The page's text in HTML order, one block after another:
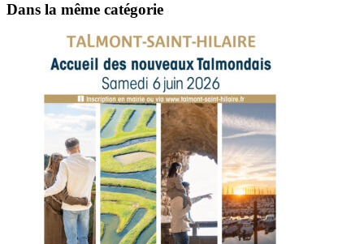
Dans la même catégorie